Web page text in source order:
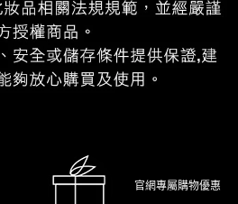
官網專屬購物優惠